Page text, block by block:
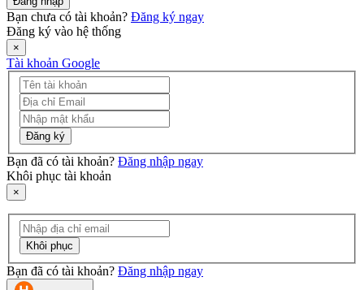
Bạn chưa có tài khoản? Đăng ký ngay
Đăng ký vào hệ thống
×
Tài khoản Google
Đăng ký
Bạn đã có tài khoản? Đăng nhập ngay
Khôi phục tài khoản
×
Khôi phục
Bạn đã có tài khoản? Đăng nhập ngay